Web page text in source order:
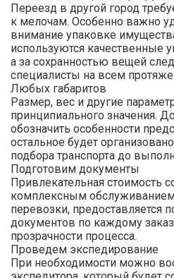
Переезд в другой город
к мелочам. Особенно важно
внимание упаковке
используются качественные
а за сохранностью вещей
специалисты на всем
Любых габаритов
Размер, вес и другие
принципиального значения.
обозначить особенности
остальное будет
подбора транспорта до
Подготовим документы
Привлекательная стоимость
комплексным
перевозки, предоставляется
документов по каждому
прозрачности процесса.
Проведем экспедирование
При необходимости можно